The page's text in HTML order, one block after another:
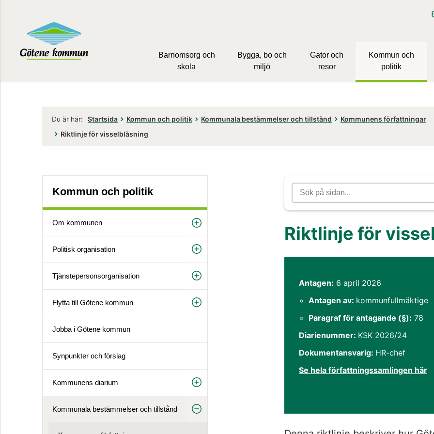
Barnomsorg och
skola
Bygga, bo och
miljö
Gator och
resor
Kommun och
politik
Du är här: Startsida Kommun och politik Kommunala bestämmelser och tillstånd
Kommunens författningar
Riktlinje för visselblåsning
Kommun och politik
Om kommunen
Politisk organisation
Tjänstepersonsorganisation
Flytta till Götene kommun
Jobba i Götene kommun
Synpunkter och förslag
Kommunens diarium
Kommunala bestämmelser och tillstånd
Riktlinje för
Antagen: 6 april 2026
Antagen av: kommunfullmäktige
Paragraf för antagande (§): 78
Diarienummer: KSK 2026/24
Dokumentansvarig: HR-chef
Se hela författningssamlingen här